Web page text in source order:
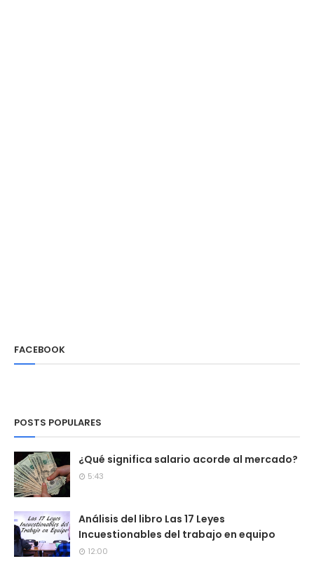
FACEBOOK
POSTS POPULARES
¿Qué significa salario acorde al mercado?
5:43
Análisis del libro Las 17 Leyes
Incuestionables del trabajo en equipo
12:00